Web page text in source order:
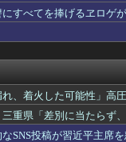
あり
【5ch口コ...
た負担を考...
すべてを捧げるヱロゲ
、着火した可能性」高
重県「差別に当たらず
SNS投稿が習近平主席を